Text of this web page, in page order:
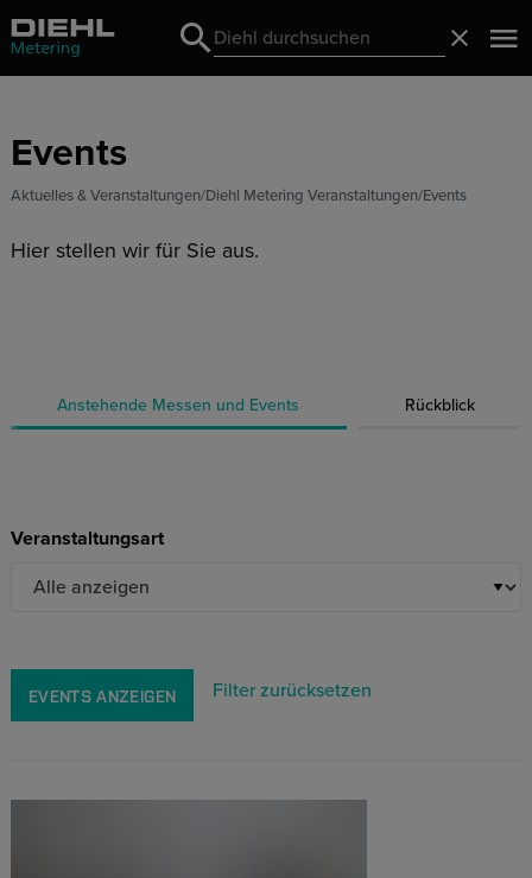
Search
Search
Events
Aktuelles & Veranstaltungen Diehl Metering Veranstaltungen Events
Hier stellen wir für Sie aus.
Anstehende Messen und Events Rückblick
Veranstaltungsart
EVENTS ANZEIGEN Filter zurücksetzen